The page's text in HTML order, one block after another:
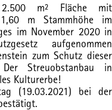
2.500 m² Fläche mit
m Stammhöhe im
im November 2020 in
aufgenommen
zum Schutz dieser
Streuobstanbau in
Kulturerbe!
(19.03.2021) bei der